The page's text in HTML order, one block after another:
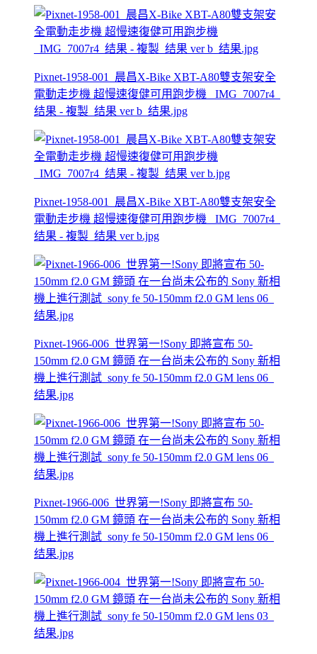
Pixnet-1958-001_晨昌X-Bike XBT-A80雙支架安全
電動走步機 超慢速復健可用跑步機 _IMG_7007r4_
结果 - 複製_结果 ver b_结果.jpg
Pixnet-1958-001_晨昌X-Bike XBT-A80雙支架安全
電動走步機 超慢速復健可用跑步機 _IMG_7007r4_
结果 - 複製_结果 ver b.jpg
Pixnet-1966-006_世界第一!Sony 即將宣布 50-
150mm f2.0 GM 鏡頭 在一台尚未公布的 Sony 新相
機上進行測試_sony fe 50-150mm f2.0 GM lens 06_
结果.jpg
Pixnet-1966-006_世界第一!Sony 即將宣布 50-
150mm f2.0 GM 鏡頭 在一台尚未公布的 Sony 新相
機上進行測試_sony fe 50-150mm f2.0 GM lens 06_
结果.jpg